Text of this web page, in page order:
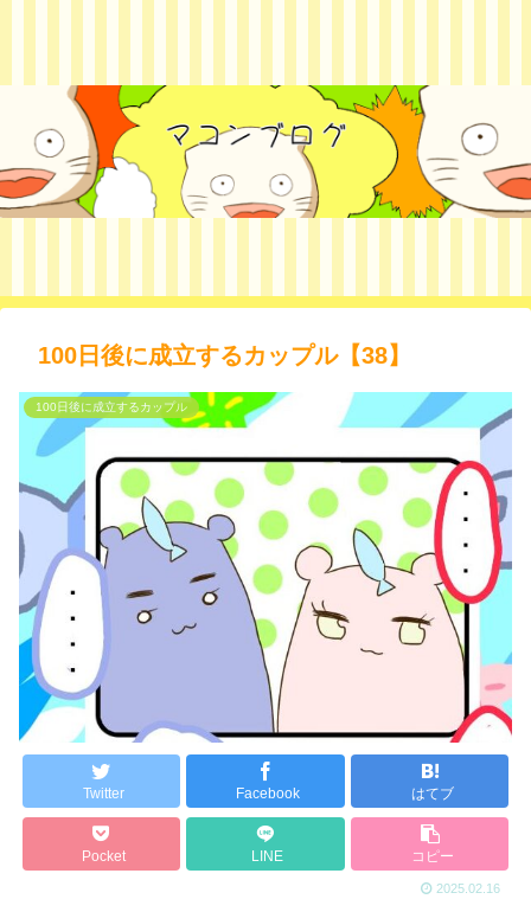
100日後に成立するカップル【38】
100日後に成立するカップル
Twitter Facebook はてブ
Pocket LINE コピー
2025.02.16